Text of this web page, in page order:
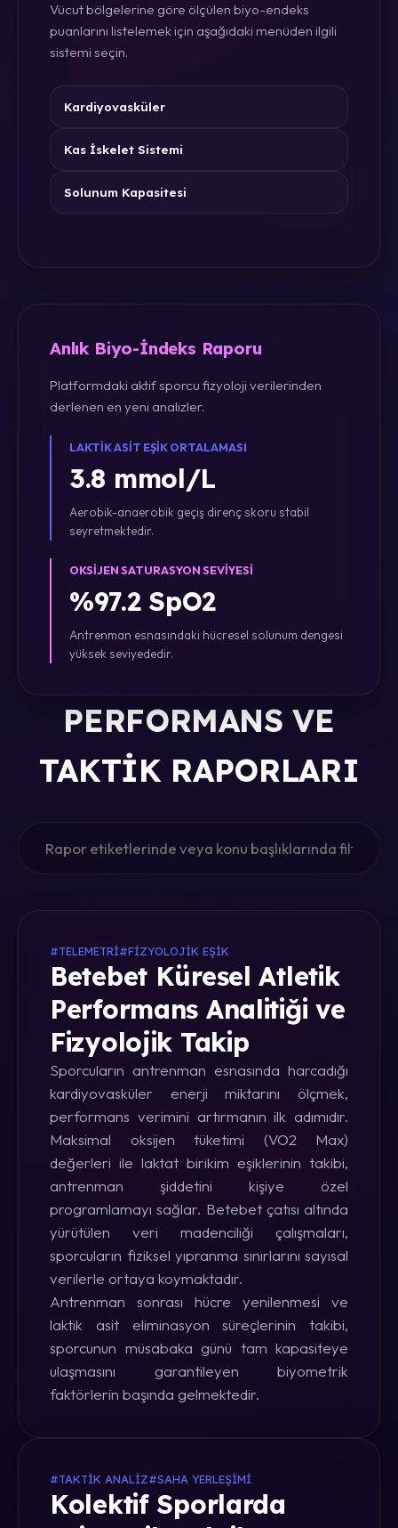
Vücut bölgelerine göre ölçülen biyo-endeks
puanlarını listelemek için aşağıdaki menüden ilgili
sistemi seçin.
Kardiyovasküler
Kas İskelet Sistemi
Solunum Kapasitesi
Anlık Biyo-İndeks Raporu
Platformdaki aktif sporcu fizyoloji verilerinden
derlenen en yeni analizler.
LAKTIK ASIT EŞIK ORTALAMASI
3.8 mmol/L
Aerobik-anaerobik geçiş direnç skoru stabil
seyretmektedir.
OKSIJEN SATURASYON SEVIYESI
%97.2 SpO2
Antrenman esnasındaki hücresel solunum dengesi
yüksek seviyededir.
PERFORMANS VE
TAKTIK RAPORLARI
#TELEMETRI#FIZYOLOJIK EŞIK
Betebet Küresel Atletik
Performans Analitiği ve
Fizyolojik Takip
Sporcuların antrenman esnasında harcadığı
kardiyovasküler enerji miktarını ölçmek,
performans verimini artırmanın ilk adımıdır.
Maksimal oksijen tüketimi (VO2 Max)
değerleri ile laktat birikim eşiklerinin takibi,
antrenman şiddetini kişiye özel
programlamayı sağlar. Betebet çatısı altında
yürütülen veri madenciliği çalışmaları,
sporcuların fiziksel yıpranma sınırlarını sayısal
verilerle ortaya koymaktadır.
Antrenman sonrası hücre yenilenmesi ve
laktik asit eliminasyon süreçlerinin takibi,
sporcunun müsabaka günü tam kapasiteye
ulaşmasını garantileyen biyometrik
faktörlerin başında gelmektedir.
#TAKTIK ANALIZ#SAHA YERLEŞIMI
Kolektif Sporlarda